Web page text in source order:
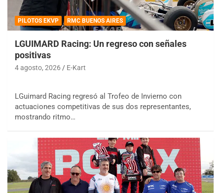
PILOTOS EKVP RMC BUENOS AIRES
LGUIMARD Racing: Un regreso con señales
positivas
4 agosto, 2026 E-Kart
LGuimard Racing regresó al Trofeo de Invierno con
actuaciones competitivas de sus dos representantes,
mostrando ritmo…